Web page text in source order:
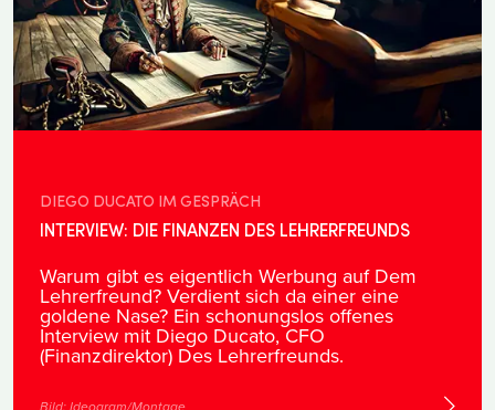
INTERVIEW: DIE FINANZEN DES LEHRERFREUNDS
DIEGO DUCATO IM GESPRÄCH
Warum gibt es eigentlich Werbung auf Dem
Lehrerfreund? Verdient sich da einer eine
goldene Nase? Ein schonungslos offenes
Interview mit Diego Ducato, CFO
(Finanzdirektor) Des Lehrerfreunds.